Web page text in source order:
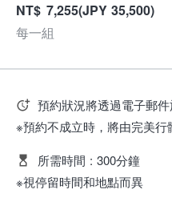
NT$ 7,255(JPY 35,500)
每一組
預約狀況將透過電子郵件
※預約不成立時，將由完美行
所需時間 : 300分鐘
※視停留時間和地點而異